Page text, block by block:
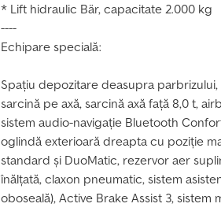
* Lift hidraulic Bär, capacitate 2.000 kg
----
Echipare specială:
Spațiu depozitare deasupra
sarcină pe axă, sarcină axă față 8,0 t,
sistem audio-navigație Bluetooth
oglindă exterioară dreapta cu poziție
standard și DuoMatic, rezervor aer
înălțată, claxon pneumatic, sistem
oboseală), Active Brake Assist 3,